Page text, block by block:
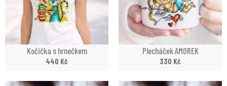
Kočička s hrnečkem
440 Kč
Plecháček AMOREK
330 Kč